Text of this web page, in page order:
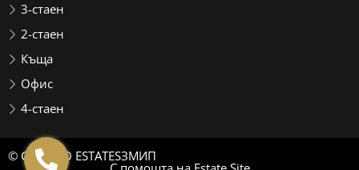
3-стаен
2-стаен
Къща
Офис
4-стаен
© GALIANO ESTATESЗМИП